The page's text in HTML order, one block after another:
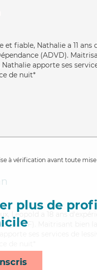
et fiable, Nathalie a 11 ans
(ADVD).
apporte ses
de nuit*
à vérification avant toute
plus de
Leopold a 18 ans
(ADVF). Maitrisant bien